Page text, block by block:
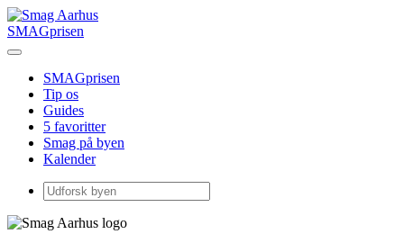
SMAGprisen
SMAGprisen
Tip os
Guides
5 favoritter
Smag på byen
Kalender